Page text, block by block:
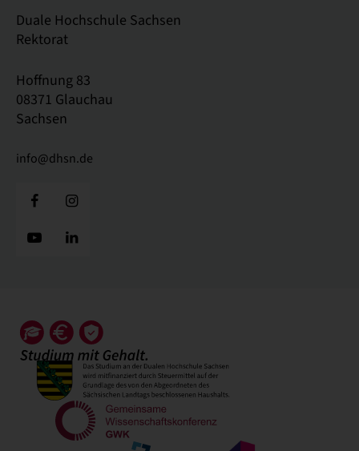
Duale Hochschule Sachsen
Rektorat
Hoffnung 83
08371 Glauchau
Sachsen
info@dhsn.de